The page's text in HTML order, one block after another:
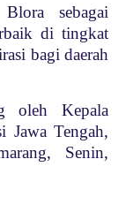
Blora sebagai
di tingkat
bagi daerah
oleh Kepala
Jawa Tengah,
Senin,